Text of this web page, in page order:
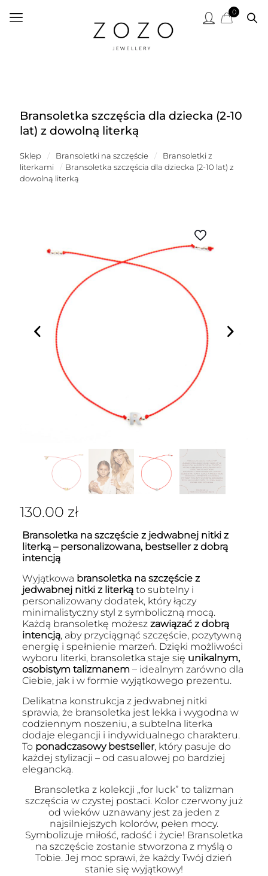
0
Bransoletka szczęścia dla dziecka (2-10
lat) z dowolną literką
Sklep / Bransoletki na szczęście /
Bransoletki z
literkami
/ Bransoletka szczęścia dla dziecka (2-10 lat) z
dowolną literką
130.00 zł
Bransoletka na szczęście z jedwabnej nitki z
literką – personalizowana, bestseller z dobrą
intencją
Wyjątkowa bransoletka na szczęście z
jedwabnej nitki z literkąto subtelny i
personalizowany dodatek, który łączy
minimalistyczny styl z symboliczną mocą.
Każdą bransoletkę możesz zawiązać z dobrą
intencją, aby przyciągnąć szczęście, pozytywną
energię i spełnienie marzeń. Dzięki możliwości
wyboru literki, bransoletka staje się unikalnym,
osobistym talizmanem – idealnym zarówno dla
Ciebie, jak i w formie wyjątkowego prezentu.
Delikatna konstrukcja z jedwabnej nitki
sprawia, że bransoletka jest lekka i wygodna w
codziennym noszeniu, a subtelna literka
dodaje elegancji i indywidualnego charakteru.
To ponadczasowy bestseller, który pasuje do
każdej stylizacji – od casualowej po bardziej
elegancką.
Bransoletka z kolekcji „for luck” to talizman
szczęścia w czystej postaci. Kolor czerwony już
od wieków uznawany jest za jeden z
najsilniejszych kolorów, pełen mocy.
Symbolizuje miłość, radość i życie! Bransoletka
na szczęście zostanie stworzona z myślą o
Tobie. Jej moc sprawi, że każdy Twój dzień
stanie się wyjątkowy!